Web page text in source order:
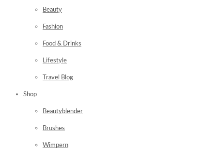
Beauty
Fashion
Food & Drinks
Lifestyle
Travel Blog
Shop
Beautyblender
Brushes
Wimpern